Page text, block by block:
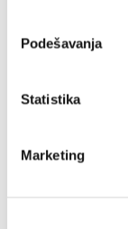
Podešavanja
Statistika
Marketing